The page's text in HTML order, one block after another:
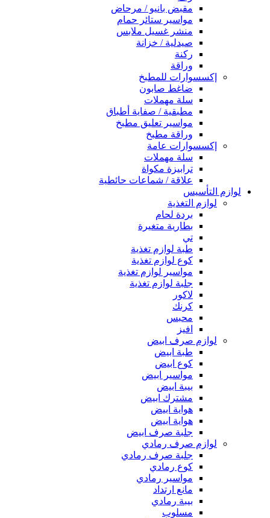
مقبض بانيو / مرحاض
مواسير ستائر حمام
منشر غسيل ملابس
صيدلية / خزانة
ركنة
وراقة
إكسسوارات للمطبخ
ضاغط صابون
سلة مهملات
مطبقية / صفاية أطباق
مواسير تعليق مطبخ
وراقة مطبخ
إكسسوارات عامة
سلة مهملات
ترابيزة مكواة
علاقة / شماعات حائطية
لوازم التأسيس
لوازم التغذية
بردة لحام
بطارية متغيرة
تي
طبة لوازم تغذية
كوع لوازم تغذية
مواسير لوازم تغذية
جلبة لوازم تغذية
لاكور
كرنك
محبس
افيز
لوازم صرف ابيض
طبة ابيض
كوع ابيض
مواسير ابيض
بيبة ابيض
مشترك ابيض
هواية ابيض
هواية ابيض
جلبة صرف ابيض
لوازم صرف رمادي
جلبة صرف رمادي
كوع رمادي
مواسير رمادي
مانع ارتداد
بيبة رمادي
مسلوب